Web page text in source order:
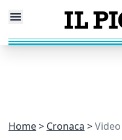
Home Cronaca Video